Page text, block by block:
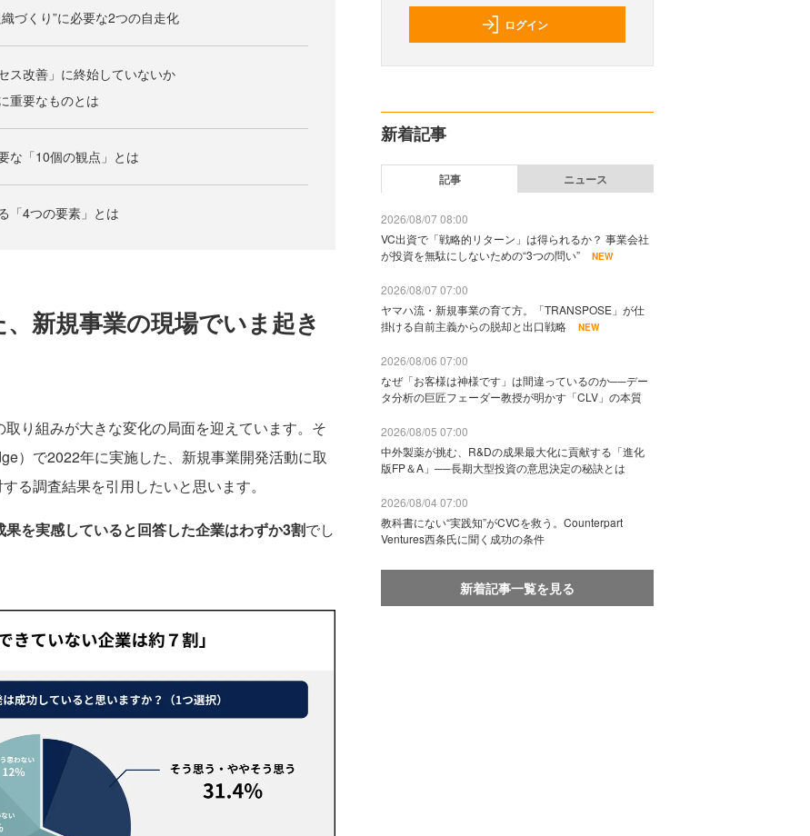
づくり”に必要な2つの自走化
ス改善」に終始していないか
重要なものとは
な「10個の観点」とは
「4つの要素」とは
新規事業の現場でいま起き
り組みが大きな変化の局面を迎えています。そ
）で2022年に実施した、新規事業開発活動に取
る調査結果を引用したいと思います。
を実感していると回答した企業はわずか3割でし
ログイン
新着記事
記事 ニュース
2026/08/07 08:00
VC出資で「戦略的リターン」は得られるか？ 事業会社
が投資を無駄にしないための“3つの問い”
NEW
2026/08/07 07:00
ヤマハ流・新規事業の育て方。「TRANSPOSE」が仕
掛ける自前主義からの脱却と出口戦略
NEW
2026/08/06 07:00
なぜ「お客様は神様です」は間違っているのか──デー
タ分析の巨匠フェーダー教授が明かす「CLV」の本質
2026/08/05 07:00
中外製薬が挑む、R&Dの成果最大化に貢献する「進化
版FP＆A」──長期大型投資の意思決定の秘訣とは
2026/08/04 07:00
教科書にない“実践知”がCVCを救う。Counterpart
Ventures西条氏に聞く成功の条件
新着記事一覧を見る